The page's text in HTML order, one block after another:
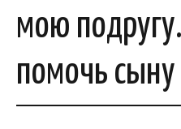
мою
помочь